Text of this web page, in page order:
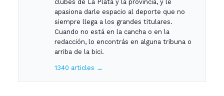
clubes de La Plata y la provincia, y le
apasiona darle espacio al deporte que no
siempre llega a los grandes titulares.
Cuando no está en la cancha o en la
redacción, lo encontrás en alguna tribuna o
arriba de la bici.
1340 articles →